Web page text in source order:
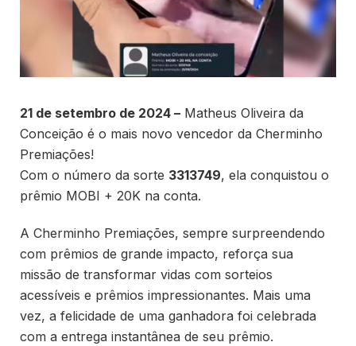
21 de setembro de 2024 – Matheus Oliveira da
Conceição é o mais novo vencedor da Cherminho
Premiações!
Com o número da sorte 3313749, ela conquistou o
prêmio MOBI + 20K na conta.
A Cherminho Premiações, sempre surpreendendo
com prêmios de grande impacto, reforça sua
missão de transformar vidas com sorteios
acessíveis e prêmios impressionantes. Mais uma
vez, a felicidade de uma ganhadora foi celebrada
com a entrega instantânea de seu prêmio.